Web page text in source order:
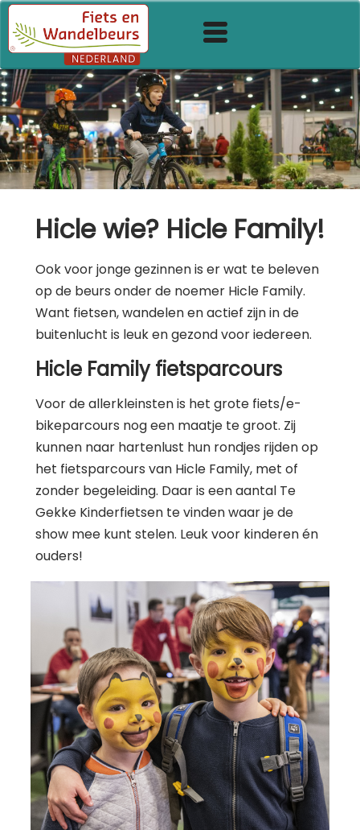
Hicle wie? Hicle Family!
Ook voor jonge gezinnen is er wat te beleven
op de beurs onder de noemer Hicle Family.
Want fietsen, wandelen en actief zijn in de
buitenlucht is leuk en gezond voor iedereen.
Hicle Family fietsparcours
Voor de allerkleinsten is het grote fiets/e-
bikeparcours nog een maatje te groot. Zij
kunnen naar hartenlust hun rondjes rijden op
het fietsparcours van Hicle Family, met of
zonder begeleiding. Daar is een aantal Te
Gekke Kinderfietsen te vinden waar je de
show mee kunt stelen. Leuk voor kinderen én
ouders!